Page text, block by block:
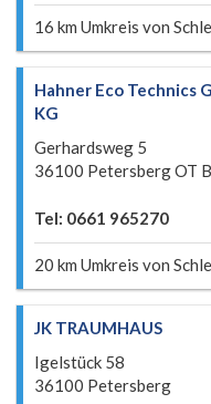
16 km Umkreis von
Hahner Eco Technics
KG
Gerhardsweg 5
36100 Petersberg OT
Tel: 0661 965270
20 km Umkreis von
JK TRAUMHAUS
Igelstück 58
36100 Petersberg